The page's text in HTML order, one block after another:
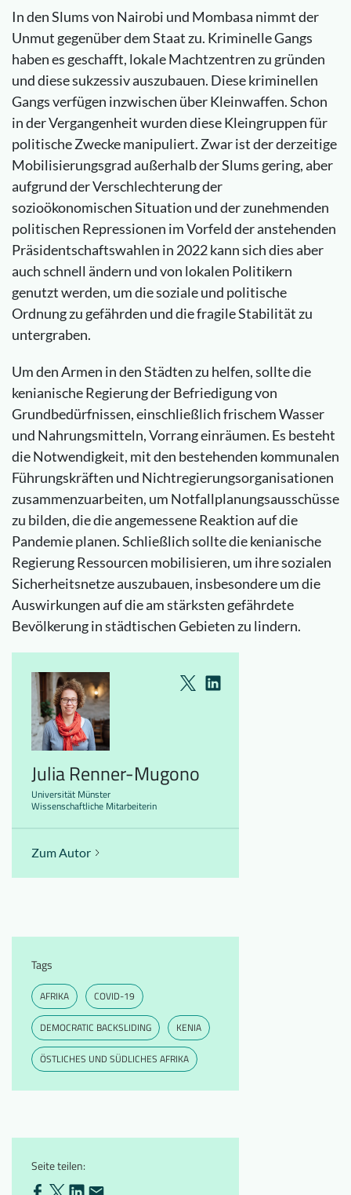
In den Slums von Nairobi und Mombasa nimmt der
Unmut gegenüber dem Staat zu. Kriminelle Gangs
haben es geschafft, lokale Machtzentren zu gründen
und diese sukzessiv auszubauen. Diese kriminellen
Gangs verfügen inzwischen über Kleinwaffen. Schon
in der Vergangenheit wurden diese Kleingruppen für
politische Zwecke manipuliert. Zwar ist der derzeitige
Mobilisierungsgrad außerhalb der Slums gering, aber
aufgrund der Verschlechterung der
sozioökonomischen Situation und der zunehmenden
politischen Repressionen im Vorfeld der anstehenden
Präsidentschaftswahlen in 2022 kann sich dies aber
auch schnell ändern und von lokalen Politikern
genutzt werden, um die soziale und politische
Ordnung zu gefährden und die fragile Stabilität zu
untergraben.
Um den Armen in den Städten zu helfen, sollte die
kenianische Regierung der Befriedigung von
Grundbedürfnissen, einschließlich frischem Wasser
und Nahrungsmitteln, Vorrang einräumen. Es besteht
die Notwendigkeit, mit den bestehenden kommunalen
Führungskräften und Nichtregierungsorganisationen
zusammenzuarbeiten, um Notfallplanungsausschüsse
zu bilden, die die angemessene Reaktion auf die
Pandemie planen. Schließlich sollte die kenianische
Regierung Ressourcen mobilisieren, um ihre sozialen
Sicherheitsnetze auszubauen, insbesondere um die
Auswirkungen auf die am stärksten gefährdete
Bevölkerung in städtischen Gebieten zu lindern.
Julia Renner-Mugono
Universität Münster
Wissenschaftliche Mitarbeiterin
Zum Autor
Tags
AFRIKA COVID-19
DEMOCRATIC BACKSLIDING KENIA
ÖSTLICHES UND SÜDLICHES AFRIKA
Seite teilen: